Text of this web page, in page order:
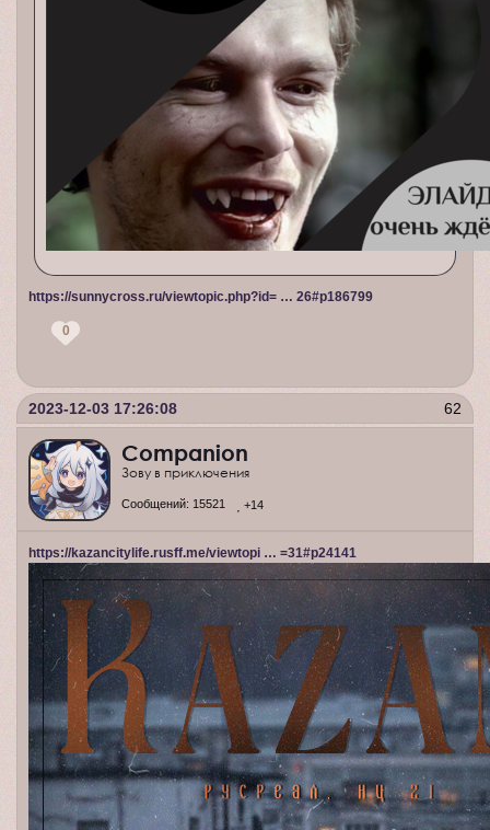
https://sunnycross.ru/viewtopic.php?id= … 26#p186799
0
62
2023-12-03 17:26:08
Companion
Зову в приключения
Сообщений: 15521 +14
https://kazancitylife.rusff.me/viewtopi … =31#p24141